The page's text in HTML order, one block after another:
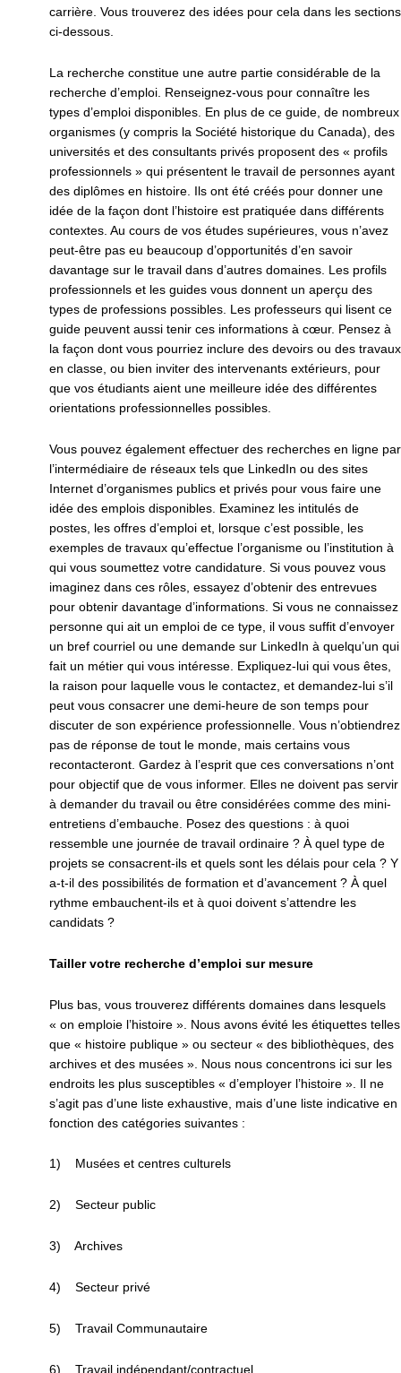
carrière. Vous trouverez des idées pour cela dans les sections
ci-dessous.
La recherche constitue une autre partie considérable de la
recherche d’emploi. Renseignez-vous pour connaître les
types d’emploi disponibles. En plus de ce guide, de nombreux
organismes (y compris la Société historique du Canada), des
universités et des consultants privés proposent des « profils
professionnels » qui présentent le travail de personnes ayant
des diplômes en histoire. Ils ont été créés pour donner une
idée de la façon dont l’histoire est pratiquée dans différents
contextes. Au cours de vos études supérieures, vous n’avez
peut-être pas eu beaucoup d’opportunités d’en savoir
davantage sur le travail dans d’autres domaines. Les profils
professionnels et les guides vous donnent un aperçu des
types de professions possibles. Les professeurs qui lisent ce
guide peuvent aussi tenir ces informations à cœur. Pensez à
la façon dont vous pourriez inclure des devoirs ou des travaux
en classe, ou bien inviter des intervenants extérieurs, pour
que vos étudiants aient une meilleure idée des différentes
orientations professionnelles possibles.
Vous pouvez également effectuer des recherches en ligne par
l’intermédiaire de réseaux tels que LinkedIn ou des sites
Internet d’organismes publics et privés pour vous faire une
idée des emplois disponibles. Examinez les intitulés de
postes, les offres d’emploi et, lorsque c’est possible, les
exemples de travaux qu’effectue l’organisme ou l’institution à
qui vous soumettez votre candidature. Si vous pouvez vous
imaginez dans ces rôles, essayez d’obtenir des entrevues
pour obtenir davantage d’informations. Si vous ne connaissez
personne qui ait un emploi de ce type, il vous suffit d’envoyer
un bref courriel ou une demande sur LinkedIn à quelqu’un qui
fait un métier qui vous intéresse. Expliquez-lui qui vous êtes,
la raison pour laquelle vous le contactez, et demandez-lui s’il
peut vous consacrer une demi-heure de son temps pour
discuter de son expérience professionnelle. Vous n’obtiendrez
pas de réponse de tout le monde, mais certains vous
recontacteront. Gardez à l’esprit que ces conversations n’ont
pour objectif que de vous informer. Elles ne doivent pas servir
à demander du travail ou être considérées comme des mini-
entretiens d’embauche. Posez des questions : à quoi
ressemble une journée de travail ordinaire ? À quel type de
projets se consacrent-ils et quels sont les délais pour cela ? Y
a-t-il des possibilités de formation et d’avancement ? À quel
rythme embauchent-ils et à quoi doivent s’attendre les
candidats ?
Tailler votre recherche d’emploi sur mesure
Plus bas, vous trouverez différents domaines dans lesquels
« on emploie l’histoire ». Nous avons évité les étiquettes telles
que « histoire publique » ou secteur « des bibliothèques, des
archives et des musées ». Nous nous concentrons ici sur les
endroits les plus susceptibles « d’employer l’histoire ». Il ne
s’agit pas d’une liste exhaustive, mais d’une liste indicative en
fonction des catégories suivantes :
1) Musées et centres culturels
2) Secteur public
3) Archives
4) Secteur privé
5) Travail Communautaire
6) Travail indépendant/contractuel